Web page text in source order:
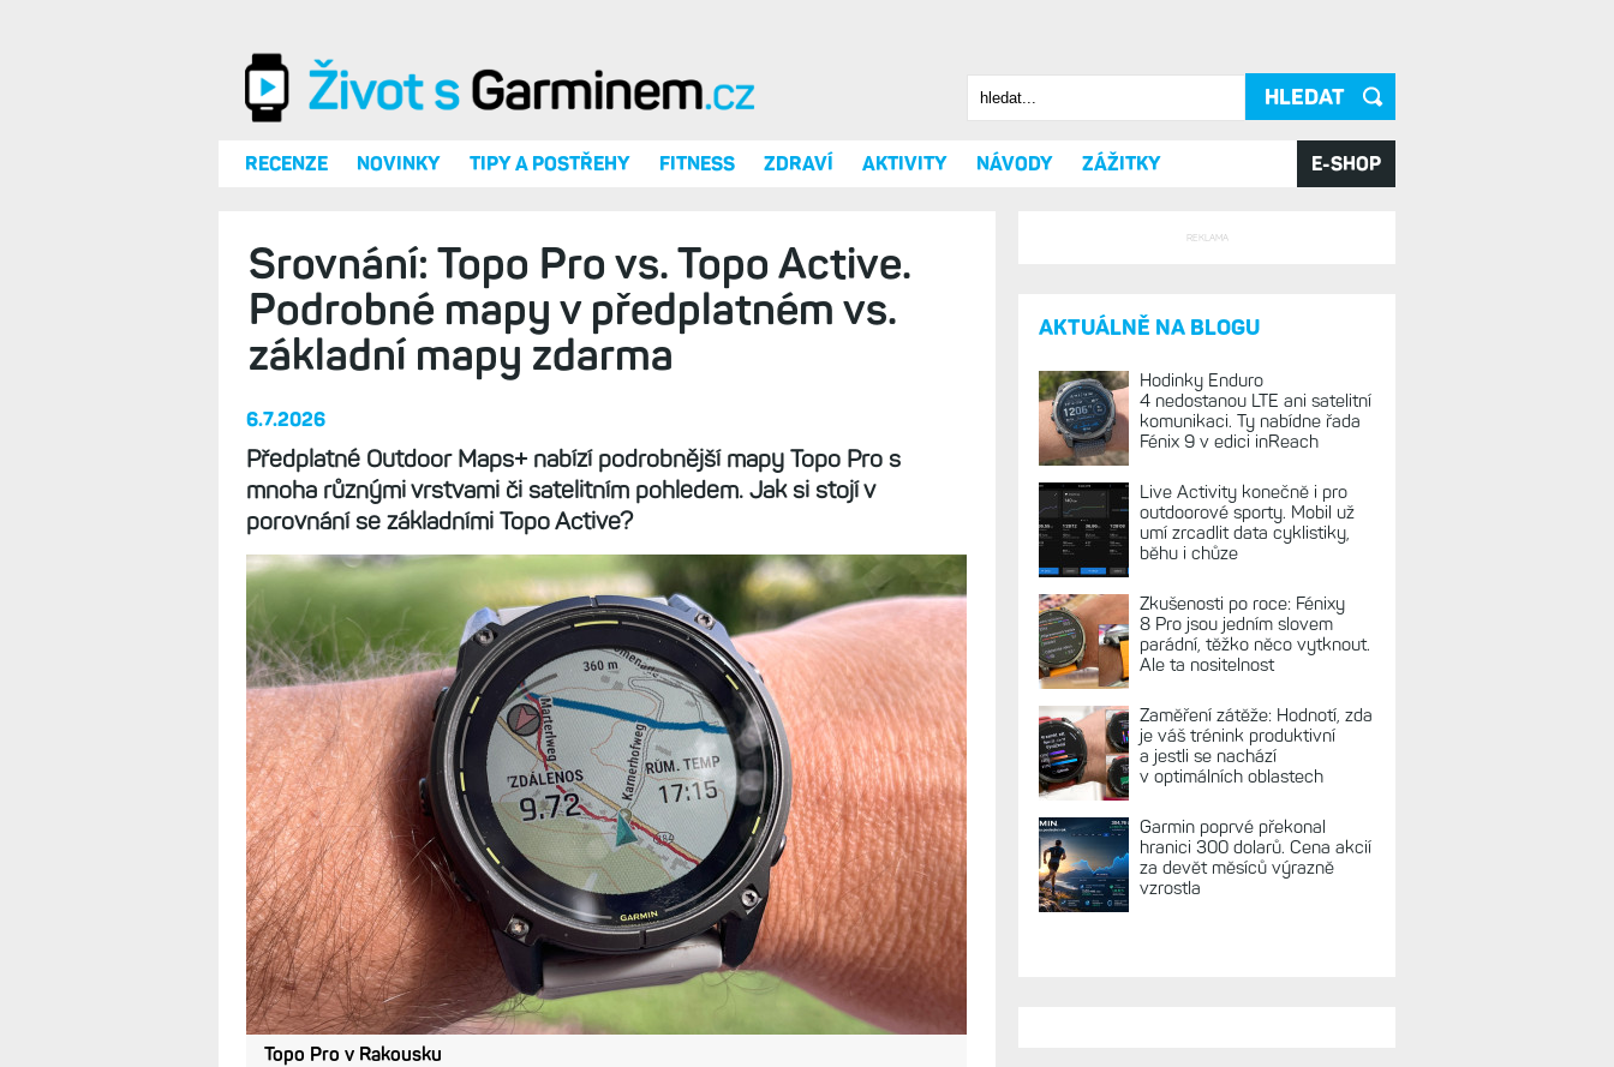
Vyhledávání
Hledat
RECENZE NOVINKY TIPY A POSTŘEHY FITNESS ZDRAVÍ AKTIVITY NÁVODY ZÁŽITKY E-SHOP
Srovnání: Topo Pro vs. Topo Active.
Podrobné mapy v předplatném vs.
základní mapy zdarma
6.7.2026
Předplatné Outdoor Maps+ nabízí podrobnější mapy Topo Pro s
mnoha různými vrstvami či satelitním pohledem. Jak si stojí v
porovnání se základními Topo Active?
Topo Pro v Rakousku
REKLAMA
AKTUÁLNĚ NA BLOGU
Hodinky Enduro
4 nedostanou LTE ani satelitní
komunikaci. Ty nabídne řada
Fénix 9 v edici inReach
Live Activity konečně i pro
outdoorové sporty. Mobil už
umí zrcadlit data cyklistiky,
běhu i chůze
Zkušenosti po roce: Fénixy
8 Pro jsou jedním slovem
parádní, těžko něco vytknout.
Ale ta nositelnost
Zaměření zátěže: Hodnotí, zda
je váš trénink produktivní
a jestli se nachází
v optimálních oblastech
Garmin poprvé překonal
hranici 300 dolarů. Cena akcií
za devět měsíců výrazně
vzrostla